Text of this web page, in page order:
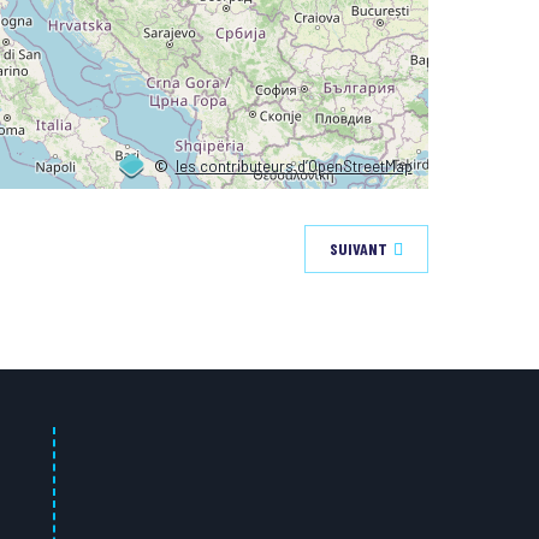
©les contributeurs d’OpenStreetMap
SUIVANT